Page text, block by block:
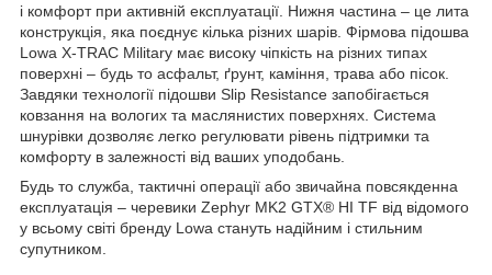
і комфорт при активній експлуатації. Нижня частина – це лита
конструкція, яка поєднує кілька різних шарів. Фірмова підошва
Lowa X-TRAC Military має високу чіпкість на різних типах
поверхні – будь то асфальт, ґрунт, каміння, трава або пісок.
Завдяки технології підошви Slip Resistance запобігається
ковзання на вологих та маслянистих поверхнях. Система
шнурівки дозволяє легко регулювати рівень підтримки та
комфорту в залежності від ваших уподобань.
Будь то служба, тактичні операції або звичайна повсякденна
експлуатація – черевики Zephyr MK2 GTX® HI TF від відомого
у всьому світі бренду Lowa стануть надійним і стильним
супутником.